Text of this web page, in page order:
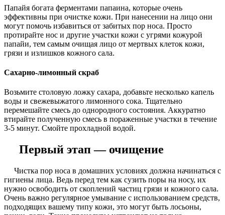
Папайя богата ферментами папаина, которые очень
эффективны при очистке кожи. При нанесении на лицо они
могут помочь избавиться от забитых пор носа. Просто
протирайте нос и другие участки кожи с угрями кожурой
папайи, тем самым очищая лицо от мертвых клеток кожи,
грязи и излишков кожного сала.
Сахарно-лимонный скраб
Возьмите столовую ложку сахара, добавьте несколько капель
воды и свежевыжатого лимонного сока. Тщательно
перемешайте смесь до однородного состояния. Аккуратно
втирайте полученную смесь в пораженные участки в течение
3-5 минут. Смойте прохладной водой.
Первый этап — очищение
Чистка пор носа в домашних условиях должна начинаться с
гигиены лица. Ведь перед тем как сузить поры на носу, их
нужно освободить от скоплений частиц грязи и кожного сала.
Очень важно регулярное умывание с использованием средств,
подходящих вашему типу кожи, это могут быть лосьоны,